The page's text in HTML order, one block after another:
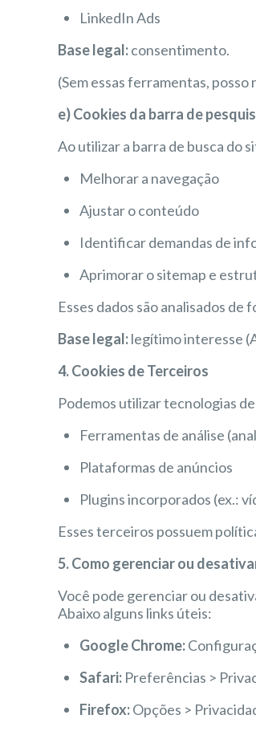
LinkedIn Ads
Base legal:consentimento.
(Sem essas ferramentas,
e) Cookies da barra de
Ao utilizar a barra de busca do
Melhorar a navegação
Ajustar o conteúdo
Identificar demandas de
Aprimorar o sitemap e
Esses dados são analisados
Base legal:legítimo interesse
4. Cookies de Terceiros
Podemos utilizar tecnologias
Ferramentas de análise
Plataformas de anúncios
Plugins incorporados (ex.:
Esses terceiros possuem
5. Como gerenciar ou
Você pode gerenciar ou
Abaixo alguns links úteis:
Google Chrome:
Safari: Preferências >
Firefox:Opções >